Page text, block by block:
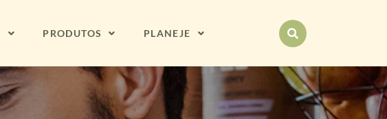
PRODUTOS PLANEJE